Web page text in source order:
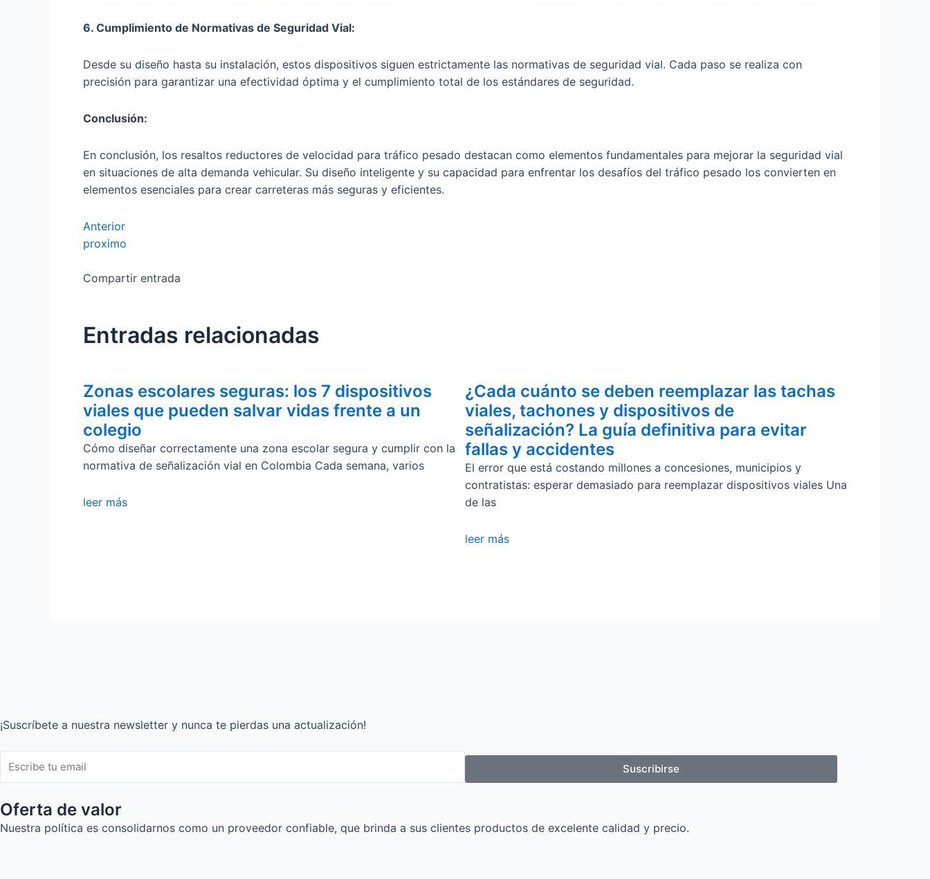
6. Cumplimiento de Normativas de Seguridad Vial:
Desde su diseño hasta su instalación, estos dispositivos siguen estrictamente las normativas de seguridad vial. Cada paso se realiza con
precisión para garantizar una efectividad óptima y el cumplimiento total de los estándares de seguridad.
Conclusión:
En conclusión, los resaltos reductores de velocidad para tráfico pesado destacan como elementos fundamentales para mejorar la seguridad vial
en situaciones de alta demanda vehicular. Su diseño inteligente y su capacidad para enfrentar los desafíos del tráfico pesado los convierten en
elementos esenciales para crear carreteras más seguras y eficientes.
Anterior
proximo
Compartir entrada
Entradas relacionadas
Zonas escolares seguras: los 7 dispositivos
viales que pueden salvar vidas frente a un
colegio
Cómo diseñar correctamente una zona escolar segura y cumplir con la
normativa de señalización vial en Colombia Cada semana, varios
leer más
¿Cada cuánto se deben reemplazar las tachas
viales, tachones y dispositivos de
señalización? La guía definitiva para evitar
fallas y accidentes
El error que está costando millones a concesiones, municipios y
contratistas: esperar demasiado para reemplazar dispositivos viales Una
de las
leer más
¡Suscríbete a nuestra newsletter y nunca te pierdas una actualización!
Suscribirse
Oferta de valor
Nuestra política es consolidarnos como un proveedor confiable, que brinda a sus clientes productos de excelente calidad y precio.